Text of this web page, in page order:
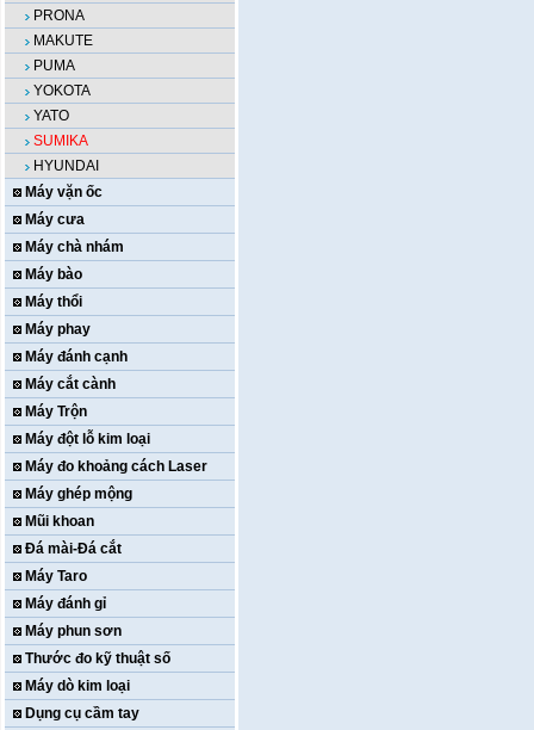
PRONA
MAKUTE
PUMA
YOKOTA
YATO
SUMIKA
HYUNDAI
Máy vặn ốc
Máy cưa
Máy chà nhám
Máy bào
Máy thổi
Máy phay
Máy đánh cạnh
Máy cắt cành
Máy Trộn
Máy đột lỗ kim loại
Máy đo khoảng cách Laser
Máy ghép mộng
Mũi khoan
Đá mài-Đá cắt
Máy Taro
Máy đánh gỉ
Máy phun sơn
Thước đo kỹ thuật số
Máy dò kim loại
Dụng cụ cầm tay